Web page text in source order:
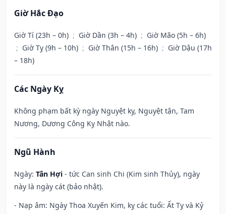
Giờ Hắc Đạo
Giờ Tí (23h – 0h) ; Giờ Dần (3h – 4h) ; Giờ Mão (5h – 6h)
; Giờ Tỵ (9h – 10h) ; Giờ Thân (15h – 16h) ; Giờ Dậu (17h
– 18h)
Các Ngày Kỵ
Không phạm bất kỳ ngày Nguyệt kỵ, Nguyệt tận, Tam
Nương, Dương Công Kỵ Nhật nào.
Ngũ Hành
Ngày: Tân Hợi - tức Can sinh Chi (Kim sinh Thủy), ngày
này là ngày cát (bảo nhật).
- Nạp âm: Ngày Thoa Xuyến Kim, kỵ các tuổi: Ất Tỵ và Kỷ